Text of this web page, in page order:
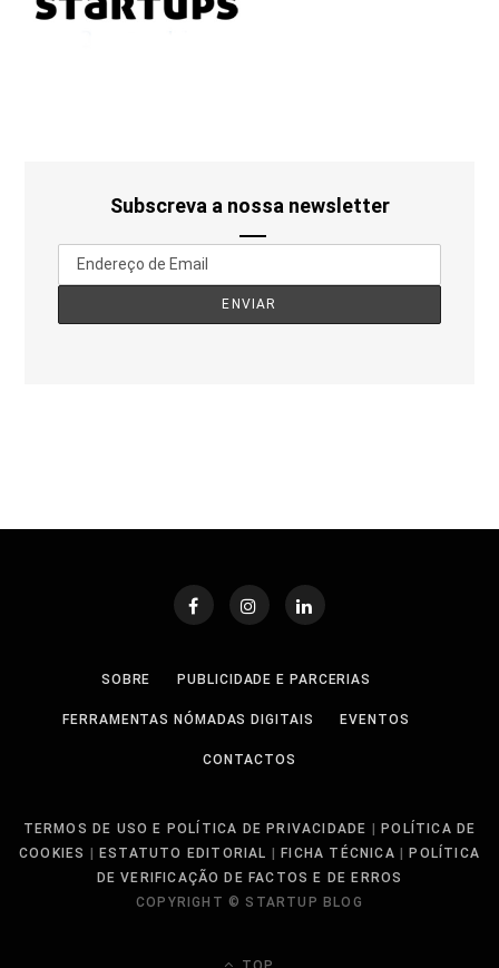
Subscreva a nossa newsletter
SOBRE PUBLICIDADE E PARCERIAS
FERRAMENTAS NÓMADAS DIGITAIS EVENTOS
CONTACTOS
TERMOS DE USO E POLÍTICA DE PRIVACIDADE |POLÍTICA DE
COOKIES | ESTATUTO EDITORIAL |FICHA TÉCNICA |POLÍTICA
DE VERIFICAÇÃO DE FACTOS E DE ERROS
COPYRIGHT © STARTUP BLOG